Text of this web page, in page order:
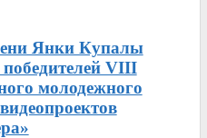
Янки Купалы
VIII
молодежного